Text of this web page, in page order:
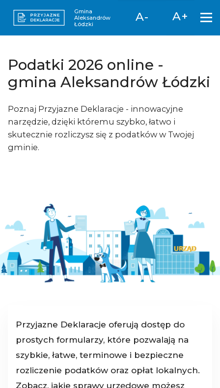
Gmina
Aleksandrów
Łódzki
A- A+
Podatki 2026 online -
gmina Aleksandrów Łódzki
Poznaj Przyjazne Deklaracje - innowacyjne
narzędzie, dzięki któremu szybko, łatwo i
skutecznie rozliczysz się z podatków w Twojej
gminie.
Przyjazne Deklaracje oferują dostęp do
prostych formularzy, które pozwalają na
szybkie, łatwe, terminowe i bezpieczne
rozliczenie podatków oraz opłat lokalnych.
Zobacz, jakie sprawy urzędowe możesz